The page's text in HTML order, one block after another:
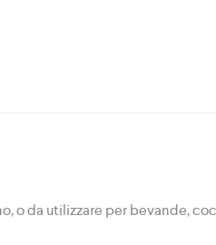
o da utilizzare per bevande,